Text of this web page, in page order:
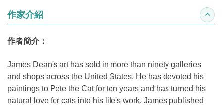
作家介紹 收合
作者簡介：
James Dean's art has sold in more than ninety galleries
and shops across the United States. He has devoted his
paintings to Pete the Cat for ten years and has turned his
natural love for cats into his life's work. James published